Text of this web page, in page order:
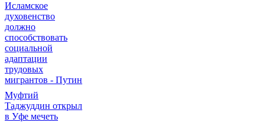
Исламское
духовенство
должно
способствовать
социальной
адаптации
трудовых
мигрантов - Путин
Муфтий
Таджуддин открыл
в Уфе мечеть